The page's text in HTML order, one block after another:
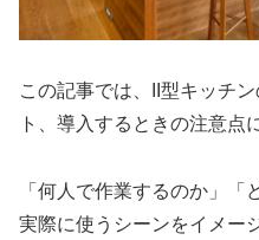
この記事では、II型キッチ
ト、導入するときの注意点
「何人で作業するのか」「
実際に使うシーンをイメー